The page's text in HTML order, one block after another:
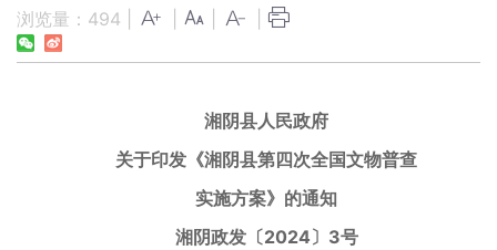
浏览量： 494
湘阴县人民政府
关于印发《湘阴县第四次全国文物普查
实施方案》的通知
湘阴政发〔2024〕3号